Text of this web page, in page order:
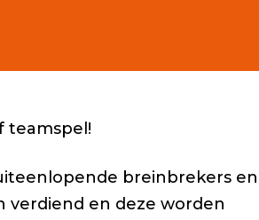
teamspel!
breinbrekers en
en deze worden